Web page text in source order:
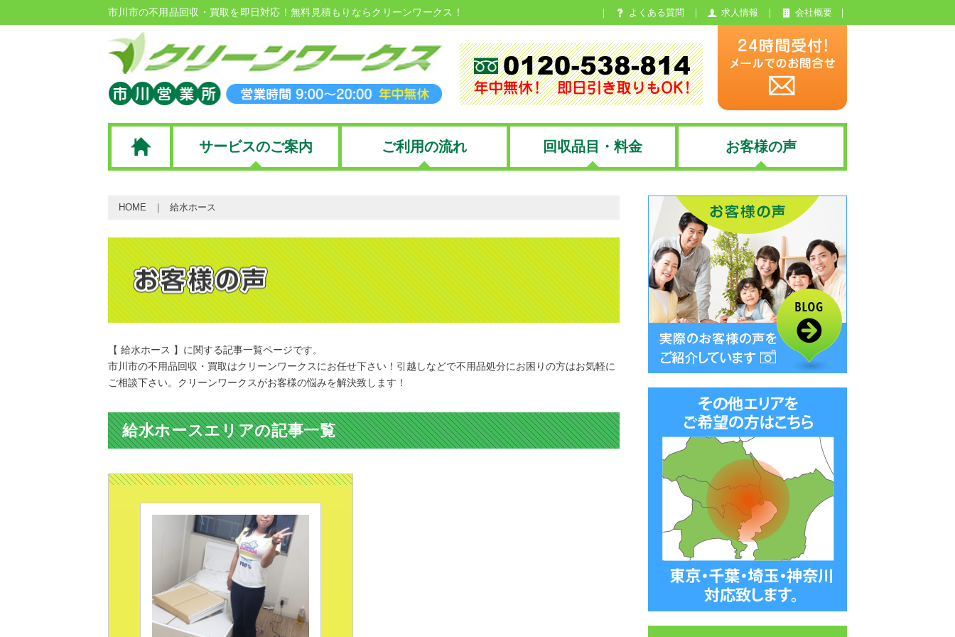
市川市の不用品回収・買取を即日対応！無料見積もりならクリーンワークス！ よくある質問 求人情報 会社概要
サービスのご案内 ご利用の流れ 回収品目・料金 お客様の声
HOME 給水ホース
【 給水ホース 】に関する記事一覧ページです。
市川市の不用品回収・買取はクリーンワークスにお任せ下さい！引越しなどで不用品処分にお困りの方はお気軽に
ご相談下さい。クリーンワークスがお客様の悩みを解決致します！
給水ホースエリアの記事一覧